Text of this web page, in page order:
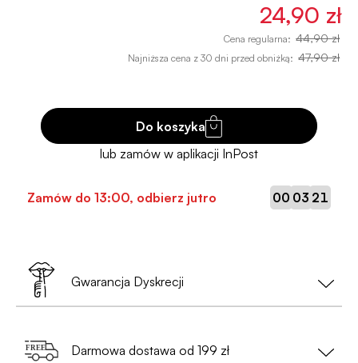
24,90 zł
Cena regularna: 44,90 zł
Najniższa cena z 30 dni przed obniżką: 47,90 zł
Do koszyka
Zamów do 13:00, odbierz jutro 00 03 20
Gwarancja Dyskrecji
Darmowa dostawa od 199 zł